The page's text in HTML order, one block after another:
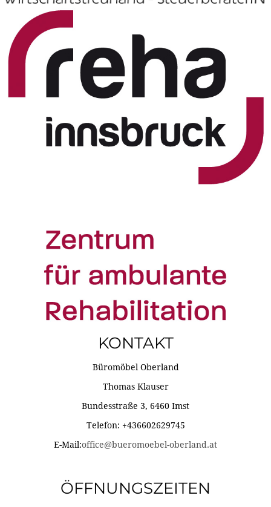
KONTAKT
Büromöbel Oberland
Thomas Klauser
Bundesstraße 3, 6460 Imst
Telefon: +436602629745
E-Mail:office@bueromoebel-oberland.at
ÖFFNUNGSZEITEN